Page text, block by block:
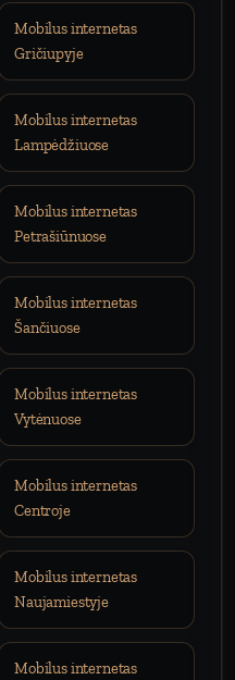
Mobilus internetas
Gričiupyje
Mobilus internetas
Lampėdžiuose
Mobilus internetas
Petrašiūnuose
Mobilus internetas
Šančiuose
Mobilus internetas
Vytėnuose
Mobilus internetas
Centroje
Mobilus internetas
Naujamiestyje
Mobilus internetas